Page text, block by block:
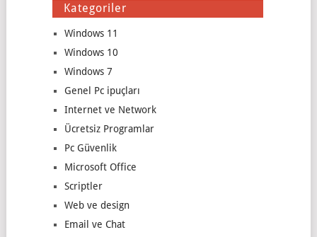
Kategoriler
Windows 11
Windows 10
Windows 7
Genel Pc ipuçları
Internet ve Network
Ücretsiz Programlar
Pc Güvenlik
Microsoft Office
Scriptler
Web ve design
Email ve Chat